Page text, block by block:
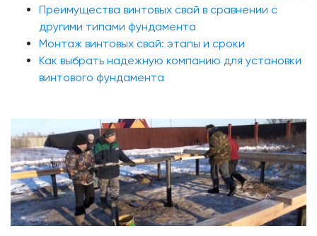
Преимущества винтовых свай в сравнении с
другими типами фундамента
Монтаж винтовых свай: этапы и сроки
Как выбрать надежную компанию для установки
винтового фундамента